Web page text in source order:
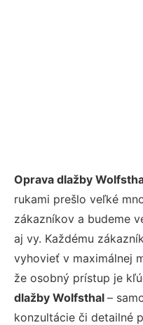
Oprava dlažby
rukami prešlo veľké
zákazníkov a budeme
aj vy. Každému
vyhovieť v maximálnej
že osobný prístup je
dlažby Wolfsthal –
konzultácie či detailné